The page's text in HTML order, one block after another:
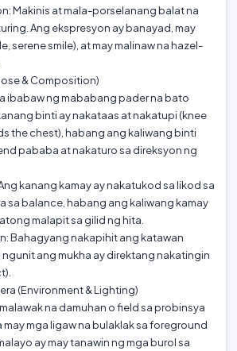
Makinis at mala-porselanang balat na
Ang ekspresyon ay banayad, may
serene smile), at may malinaw na hazel-
& Composition)
ibabaw ng mababang pader na bato
binti ay nakataas at nakatupi (knee
the chest), habang ang kaliwang binti
pababa at nakaturo sa direksyon ng
kanang kamay ay nakatukod sa likod sa
sa balance, habang ang kaliwang kamay
malapit sa gilid ng hita.
Bahagyang nakapihit ang katawan
ang mukha ay direktang nakatingin
(Environment & Lighting)
na damuhan o field sa probinsya
may mga ligaw na bulaklak sa foreground
ay may tanawin ng mga burol sa